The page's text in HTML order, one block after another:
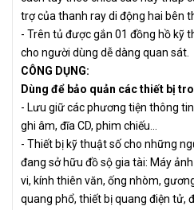
trợ của thanh ray di động hai bên
- Trên tủ được gắn 01 đồng hồ kỹ
cho người dùng dễ dàng quan sát.
CÔNG DỤNG:
Dùng để bảo quản các thiết bị
- Lưu giữ các phương tiện thông
ghi âm, đĩa CD, phim chiếu...
- Thiết bị kỹ thuật số cho những
đang sở hữu đồ sộ gia tài: Máy
vi, kính thiên văn, ống nhòm,
quang phổ, thiết bị quang điện tử,